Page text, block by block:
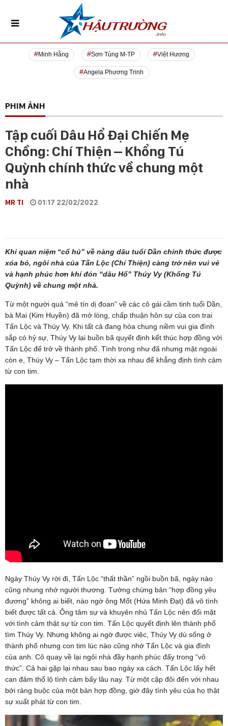
Minh Hằng Sơn Tùng M-TP Việt Hương
Angela Phương Trinh
PHIM ẢNH
Tập cuối Dâu Hổ Đại Chiến Mẹ
Chồng: Chí Thiện – Khổng Tú
Quỳnh chính thức về chung một
nhà
MR TI 01:17 22/02/2022
Khi quan niệm “cổ hủ” về nàng dâu tuổi Dần chính thức được
xóa bỏ, ngôi nhà của Tấn Lộc (Chí Thiện) càng trở nên vui vẻ
và hạnh phúc hơn khí đón “dâu Hổ” Thúy Vy (Khổng Tú
Quỳnh) về chung một nhà.
Từ một người quá “mê tín dị đoan” về các cô gái cầm tinh tuổi Dần,
bà Mai (Kim Huyền) đã mở lòng, chấp thuận hôn sự của con trai
Tấn Lộc và Thúy Vy. Khi tất cả đang hòa chung niềm vui gia đình
sắp có hỷ sự, Thúy Vy lại buồn bã quyết định kết thúc hợp đồng với
Tấn Lộc để trở về thành phố. Tình trong như đã nhưng mặt ngoài
còn e, Thúy Vy – Tấn Lộc tạm thời xa nhau để khẳng định tình cảm
từ con tim.
Ngày Thúy Vy rời đi, Tấn Lộc “thất thần” ngồi buồn bã, ngày nào
cũng nhung nhớ người thương. Tưởng chừng bản “hợp đồng yêu
đương” không ai biết, nào ngờ ông Mốt (Hứa Minh Đạt) đã vô tình
biết được tất cả. Ông tâm sự và khuyên nhủ Tấn Lộc nên đối mặt
với tình cảm thật sự từ con tim. Tấn Lộc quyết định lên thành phố
tìm Thúy Vy. Nhưng không ai ngờ được việc, Thúy Vy dù sống ở
thành phố nhưng con tim lúc nào cũng nhớ Tấn Lộc và gia đình
của anh. Cô quay về lại ngôi nhà đầy hạnh phúc đấy trong “vô
thức”. Cả hai gặp lại nhau sau bao ngày xa cách. Tấn Lộc lấy hết
can đảm thổ lộ tình cảm bấy lâu nay. Từ một cặp đôi đến với nhau
bởi ràng buộc của một bản hợp đồng, giờ đây tình yêu của họ thật
sự xuất phát từ con tim.